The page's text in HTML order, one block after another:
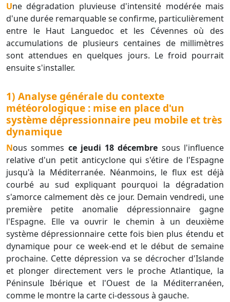
Une dégradation pluvieuse d'intensité modérée mais
d'une durée remarquable se confirme, particulièrement
entre le Haut Languedoc et les Cévennes où des
accumulations de plusieurs centaines de millimètres
sont attendues en quelques jours. Le froid pourrait
ensuite s'installer.
1) Analyse générale du contexte
météorologique : mise en place d'un
système dépressionnaire peu mobile et très
dynamique
Nous sommes ce jeudi 18 décembre sous l'influence
relative d'un petit anticyclone qui s'étire de l'Espagne
jusqu'à la Méditerranée. Néanmoins, le flux est déjà
courbé au sud expliquant pourquoi la dégradation
s'amorce calmement dès ce jour. Demain vendredi, une
première petite anomalie dépressionnaire gagne
l'Espagne. Elle va ouvrir le chemin à un deuxième
système dépressionnaire cette fois bien plus étendu et
dynamique pour ce week-end et le début de semaine
prochaine. Cette dépression va se décrocher d'Islande
et plonger directement vers le proche Atlantique, la
Péninsule Ibérique et l'Ouest de la Méditerranéen,
comme le montre la carte ci-dessous à gauche.